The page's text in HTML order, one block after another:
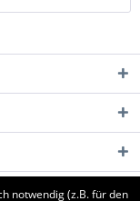
notwendig (z.B. für den